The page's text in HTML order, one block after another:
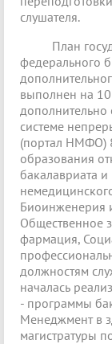
слушателя.
План
федерального
выполнен на
дополнительно
системе
(портал НМФО)
образования
бакалавриата
Биоинженерия
Общественное
фармация,
должностям
началась
- программы
Менеджмент в
магистратуры